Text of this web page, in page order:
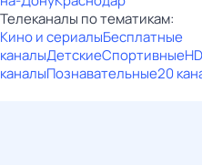
Телеканалы по тематикам:
Кино и сериалыБесплатные
каналыДетскиеСпортивныеHD
каналыПознавательные20